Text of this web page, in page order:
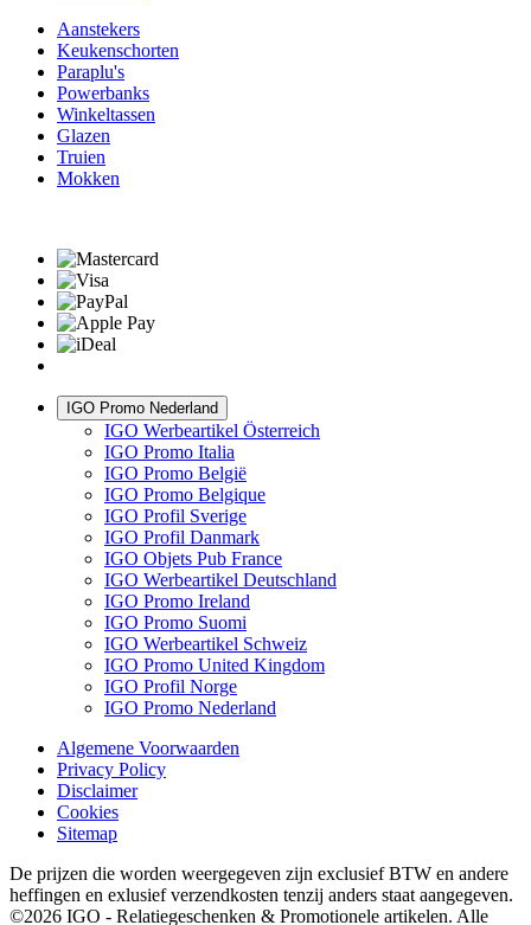
Aanstekers
Keukenschorten
Paraplu's
Powerbanks
Winkeltassen
Glazen
Truien
Mokken
IGO Promo Nederland
IGO Werbeartikel Österreich
IGO Promo Italia
IGO Promo België
IGO Promo Belgique
IGO Profil Sverige
IGO Profil Danmark
IGO Objets Pub France
IGO Werbeartikel Deutschland
IGO Promo Ireland
IGO Promo Suomi
IGO Werbeartikel Schweiz
IGO Promo United Kingdom
IGO Profil Norge
IGO Promo Nederland
Algemene Voorwaarden
Privacy Policy
Disclaimer
Cookies
Sitemap
De prijzen die worden weergegeven zijn exclusief BTW en andere
heffingen en exlusief verzendkosten tenzij anders staat aangegeven.
©2026 IGO - Relatiegeschenken & Promotionele artikelen. Alle